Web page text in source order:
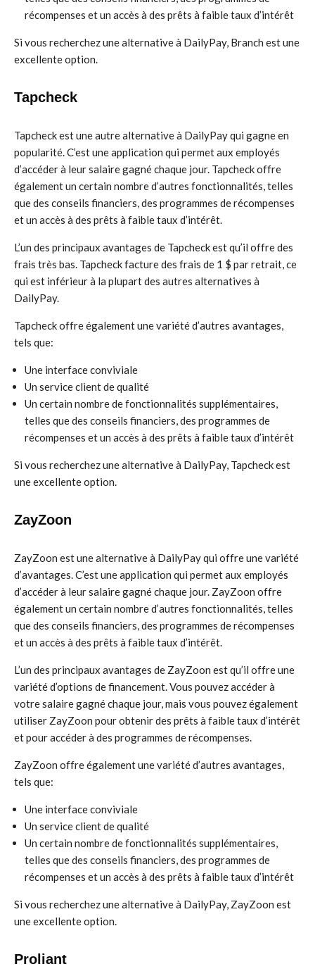
récompenses et un accès à des prêts à faible taux d’intérêt
Si vous recherchez une alternative à DailyPay, Branch est une
excellente option.
Tapcheck
Tapcheck est une autre alternative à DailyPay qui gagne en
popularité. C’est une application qui permet aux employés
d’accéder à leur salaire gagné chaque jour. Tapcheck offre
également un certain nombre d’autres fonctionnalités, telles
que des conseils financiers, des programmes de récompenses
et un accès à des prêts à faible taux d’intérêt.
L’un des principaux avantages de Tapcheck est qu’il offre des
frais très bas. Tapcheck facture des frais de 1 $ par retrait, ce
qui est inférieur à la plupart des autres alternatives à
DailyPay.
Tapcheck offre également une variété d’autres avantages,
tels que:
Une interface conviviale
Un service client de qualité
Un certain nombre de fonctionnalités supplémentaires,
telles que des conseils financiers, des programmes de
récompenses et un accès à des prêts à faible taux d’intérêt
Si vous recherchez une alternative à DailyPay, Tapcheck est
une excellente option.
ZayZoon
ZayZoon est une alternative à DailyPay qui offre une variété
d’avantages. C’est une application qui permet aux employés
d’accéder à leur salaire gagné chaque jour. ZayZoon offre
également un certain nombre d’autres fonctionnalités, telles
que des conseils financiers, des programmes de récompenses
et un accès à des prêts à faible taux d’intérêt.
L’un des principaux avantages de ZayZoon est qu’il offre une
variété d’options de financement. Vous pouvez accéder à
votre salaire gagné chaque jour, mais vous pouvez également
utiliser ZayZoon pour obtenir des prêts à faible taux d’intérêt
et pour accéder à des programmes de récompenses.
ZayZoon offre également une variété d’autres avantages,
tels que:
Une interface conviviale
Un service client de qualité
Un certain nombre de fonctionnalités supplémentaires,
telles que des conseils financiers, des programmes de
récompenses et un accès à des prêts à faible taux d’intérêt
Si vous recherchez une alternative à DailyPay, ZayZoon est
une excellente option.
Proliant